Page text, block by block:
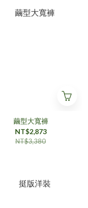
繭型大寬褲
NT$2,873
NT$3,380